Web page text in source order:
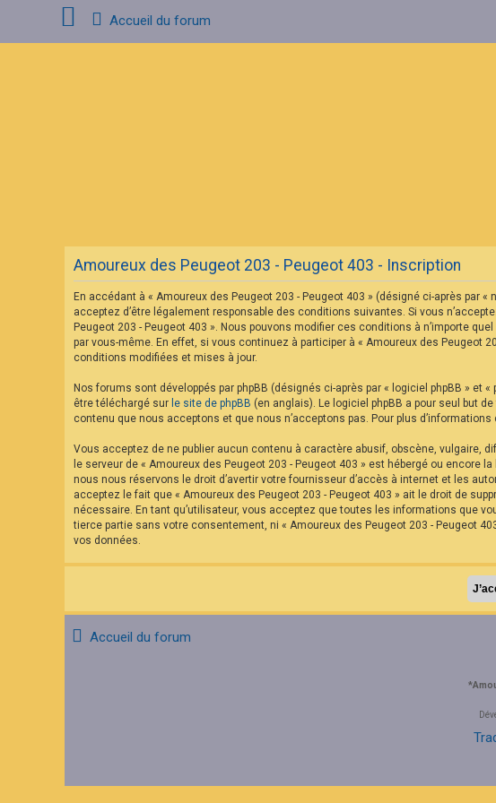
Accueil du forum
Amoureux des Peugeot 203 - Peugeot 403 - Inscription
En accédant à « Amoureux des Peugeot 203 - Peugeot 403 » (désigné ci-après par
acceptez d’être légalement responsable des conditions suivantes. Si vous
Peugeot 203 - Peugeot 403 ». Nous pouvons modifier ces conditions à n’importe
par vous-même. En effet, si vous continuez à participer à « Amoureux des Peugeot
conditions modifiées et mises à jour.
Nos forums sont développés par phpBB (désignés ci-après par « logiciel phpBB »
être téléchargé sur le site de phpBB (en anglais). Le logiciel phpBB a pour seul but
contenu que nous acceptons et que nous n’acceptons pas. Pour plus
Vous acceptez de ne publier aucun contenu à caractère abusif, obscène, vulgaire,
le serveur de « Amoureux des Peugeot 203 - Peugeot 403 » est hébergé ou
nous nous réservons le droit d’avertir votre fournisseur d’accès à internet et les
acceptez le fait que « Amoureux des Peugeot 203 - Peugeot 403 » ait le droit de
nécessaire. En tant qu’utilisateur, vous acceptez que toutes les informations que
tierce partie sans votre consentement, ni « Amoureux des Peugeot 203 - Peugeot
vos données.
Accueil du forum
*